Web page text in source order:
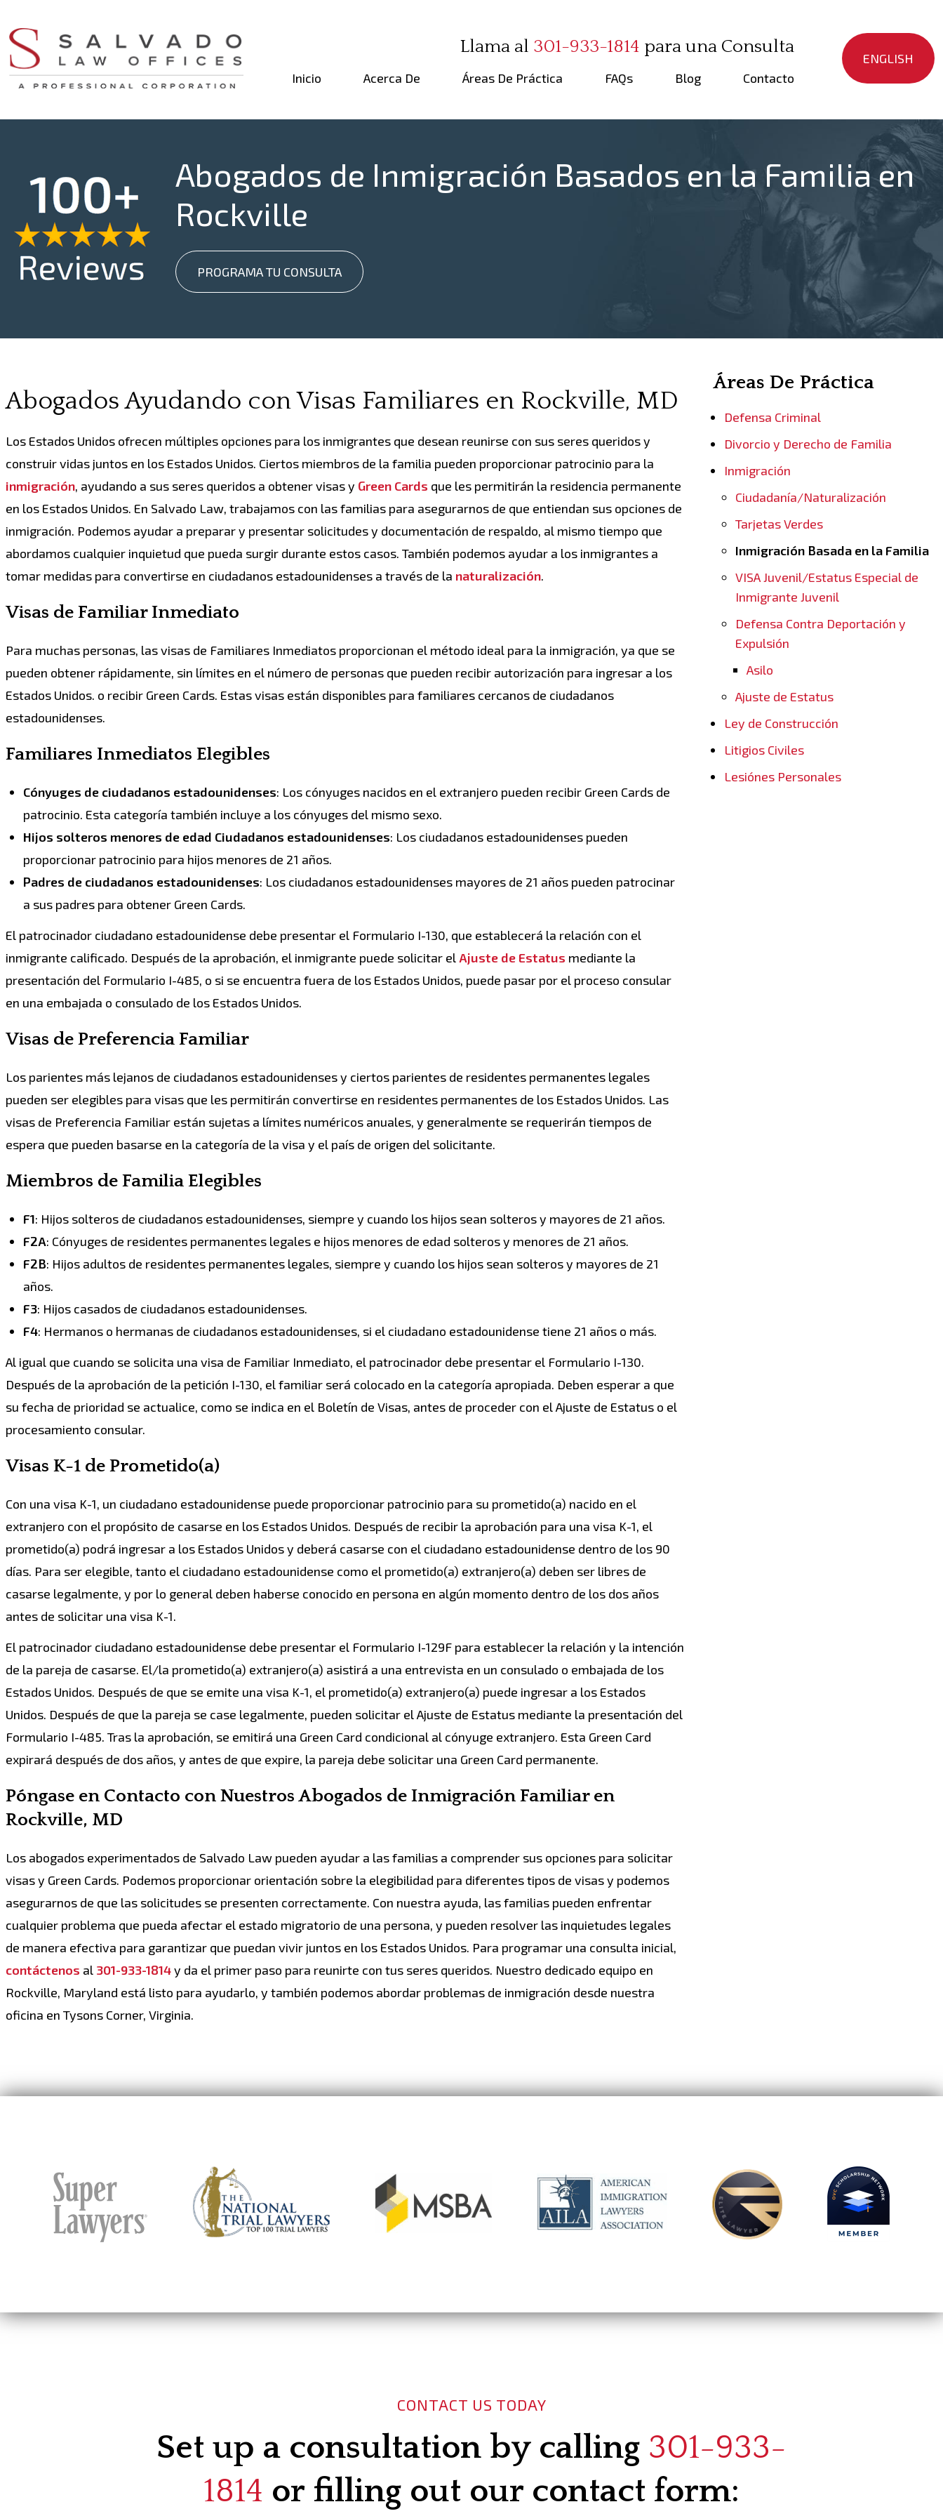
Llama al 301-933-1814 para una Consulta
ENGLISH
Inicio
Acerca De Áreas De Práctica FAQs Blog Contacto
Abogados de Inmigración Basados en la Familia en
Rockville
PROGRAMA TU CONSULTA
Abogados Ayudando con Visas Familiares en Rockville, MD
Los Estados Unidos ofrecen múltiples opciones para los inmigrantes que desean reunirse con sus seres queridos y
construir vidas juntos en los Estados Unidos. Ciertos miembros de la familia pueden proporcionar patrocinio para la
inmigración, ayudando a sus seres queridos a obtener visas y Green Cards que les permitirán la residencia permanente
en los Estados Unidos. En Salvado Law, trabajamos con las familias para asegurarnos de que entiendan sus opciones de
inmigración. Podemos ayudar a preparar y presentar solicitudes y documentación de respaldo, al mismo tiempo que
abordamos cualquier inquietud que pueda surgir durante estos casos. También podemos ayudar a los inmigrantes a
tomar medidas para convertirse en ciudadanos estadounidenses a través de la naturalización.
Visas de Familiar Inmediato
Para muchas personas, las visas de Familiares Inmediatos proporcionan el método ideal para la inmigración, ya que se
pueden obtener rápidamente, sin límites en el número de personas que pueden recibir autorización para ingresar a los
Estados Unidos. o recibir Green Cards. Estas visas están disponibles para familiares cercanos de ciudadanos
estadounidenses.
Familiares Inmediatos Elegibles
Cónyuges de ciudadanos estadounidenses: Los cónyuges nacidos en el extranjero pueden recibir Green Cards de
patrocinio. Esta categoría también incluye a los cónyuges del mismo sexo.
Hijos solteros menores de edad Ciudadanos estadounidenses: Los ciudadanos estadounidenses pueden
proporcionar patrocinio para hijos menores de 21 años.
Padres de ciudadanos estadounidenses: Los ciudadanos estadounidenses mayores de 21 años pueden patrocinar
a sus padres para obtener Green Cards.
El patrocinador ciudadano estadounidense debe presentar el Formulario I-130, que establecerá la relación con el
inmigrante calificado. Después de la aprobación, el inmigrante puede solicitar el Ajuste de Estatus mediante la
presentación del Formulario I-485, o si se encuentra fuera de los Estados Unidos, puede pasar por el proceso consular
en una embajada o consulado de los Estados Unidos.
Visas de Preferencia Familiar
Los parientes más lejanos de ciudadanos estadounidenses y ciertos parientes de residentes permanentes legales
pueden ser elegibles para visas que les permitirán convertirse en residentes permanentes de los Estados Unidos. Las
visas de Preferencia Familiar están sujetas a límites numéricos anuales, y generalmente se requerirán tiempos de
espera que pueden basarse en la categoría de la visa y el país de origen del solicitante.
Miembros de Familia Elegibles
F1: Hijos solteros de ciudadanos estadounidenses, siempre y cuando los hijos sean solteros y mayores de 21 años.
F2A: Cónyuges de residentes permanentes legales e hijos menores de edad solteros y menores de 21 años.
F2B: Hijos adultos de residentes permanentes legales, siempre y cuando los hijos sean solteros y mayores de 21
años.
F3: Hijos casados de ciudadanos estadounidenses.
F4: Hermanos o hermanas de ciudadanos estadounidenses, si el ciudadano estadounidense tiene 21 años o más.
Al igual que cuando se solicita una visa de Familiar Inmediato, el patrocinador debe presentar el Formulario I-130.
Después de la aprobación de la petición I-130, el familiar será colocado en la categoría apropiada. Deben esperar a que
su fecha de prioridad se actualice, como se indica en el Boletín de Visas, antes de proceder con el Ajuste de Estatus o el
procesamiento consular.
Visas K-1 de Prometido(a)
Con una visa K-1, un ciudadano estadounidense puede proporcionar patrocinio para su prometido(a) nacido en el
extranjero con el propósito de casarse en los Estados Unidos. Después de recibir la aprobación para una visa K-1, el
prometido(a) podrá ingresar a los Estados Unidos y deberá casarse con el ciudadano estadounidense dentro de los 90
días. Para ser elegible, tanto el ciudadano estadounidense como el prometido(a) extranjero(a) deben ser libres de
casarse legalmente, y por lo general deben haberse conocido en persona en algún momento dentro de los dos años
antes de solicitar una visa K-1.
El patrocinador ciudadano estadounidense debe presentar el Formulario I-129F para establecer la relación y la intención
de la pareja de casarse. El/la prometido(a) extranjero(a) asistirá a una entrevista en un consulado o embajada de los
Estados Unidos. Después de que se emite una visa K-1, el prometido(a) extranjero(a) puede ingresar a los Estados
Unidos. Después de que la pareja se case legalmente, pueden solicitar el Ajuste de Estatus mediante la presentación del
Formulario I-485. Tras la aprobación, se emitirá una Green Card condicional al cónyuge extranjero. Esta Green Card
expirará después de dos años, y antes de que expire, la pareja debe solicitar una Green Card permanente.
Póngase en Contacto con Nuestros Abogados de Inmigración Familiar en
Rockville, MD
Los abogados experimentados de Salvado Law pueden ayudar a las familias a comprender sus opciones para solicitar
visas y Green Cards. Podemos proporcionar orientación sobre la elegibilidad para diferentes tipos de visas y podemos
asegurarnos de que las solicitudes se presenten correctamente. Con nuestra ayuda, las familias pueden enfrentar
cualquier problema que pueda afectar el estado migratorio de una persona, y pueden resolver las inquietudes legales
de manera efectiva para garantizar que puedan vivir juntos en los Estados Unidos. Para programar una consulta inicial,
contáctenos al 301-933-1814y da el primer paso para reunirte con tus seres queridos. Nuestro dedicado equipo en
Rockville, Maryland está listo para ayudarlo, y también podemos abordar problemas de inmigración desde nuestra
oficina en Tysons Corner, Virginia.
Áreas De Práctica
Defensa Criminal
Divorcio y Derecho de Familia
Inmigración
Ciudadanía/Naturalización
Tarjetas Verdes
Inmigración Basada en la Familia
VISA Juvenil/Estatus Especial de
Inmigrante Juvenil
Defensa Contra Deportación y
Expulsión
Asilo
Ajuste de Estatus
Ley de Construcción
Litigios Civiles
Lesiónes Personales
CONTACT US TODAY
Set up a consultation by calling 301-933-
1814 or filling out our contact form: